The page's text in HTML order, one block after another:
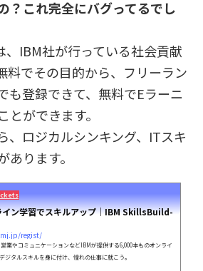
？これ完全にバグってるでし
、IBM社が行っている社会貢献
料でその目的から、フリーラン
も登録できて、無料でEラーニ
とができます。
、ロジカルシンキング、ITスキ
あります。
イン学習でスキルアップ｜IBM SkillsBuild-
regist/
業やコミュニケーションなどIBMが提供する6,000本ものオンライ
ジタルスキルを身に付け、憧れの仕事に就こう。